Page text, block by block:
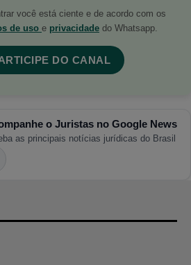
você está ciente e de acordo com os
de uso e privacidade do Whatsapp.
DO CANAL
o Juristas no Google News
as principais notícias jurídicas do Brasil